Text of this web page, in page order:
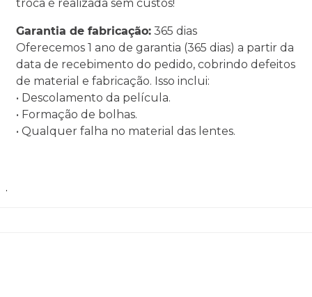
troca é realizada sem custos!
Garantia de fabricação: 365 dias
Oferecemos 1 ano de garantia (365 dias) a partir da
data de recebimento do pedido, cobrindo defeitos
de material e fabricação. Isso inclui:
• Descolamento da película.
• Formação de bolhas.
• Qualquer falha no material das lentes.
.